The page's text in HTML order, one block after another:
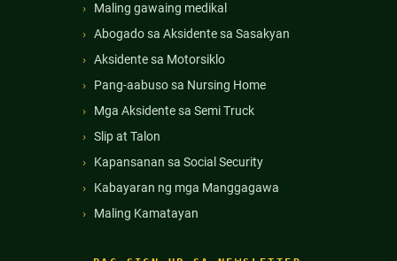
Maling gawaing medikal
Abogado sa Aksidente sa Sasakyan
Aksidente sa Motorsiklo
Pang-aabuso sa Nursing Home
Mga Aksidente sa Semi Truck
Slip at Talon
Kapansanan sa Social Security
Kabayaran ng mga Manggagawa
Maling Kamatayan